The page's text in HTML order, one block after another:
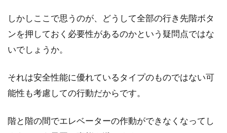
モルタルの床のひび割れ！その原因
と修復におすすめな商品
ート、石などさまざまありますが、ここではモ
ルタルについ...
一軒家の一人暮らしは自由で快適！
しかしここで思うのが、どうして全部の行き先階ボタ
ンを押しておく必要性があるのかという疑問点ではな
いでしょうか。
それは安全性能に優れているタイプのものではない可
能性も考慮しての行動だからです。
階と階の間でエレベーターの作動ができなくなってし